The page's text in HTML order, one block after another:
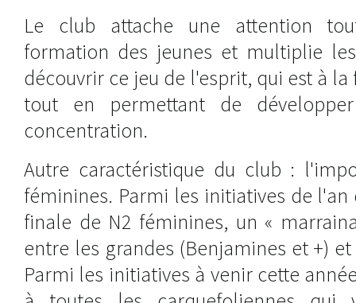
Le club attache une attention
formation des jeunes et multiplie
découvrir ce jeu de l'esprit, qui est à
tout en permettant de
concentration.
Autre caractéristique du club :
féminines. Parmi les initiatives de
finale de N2 féminines, un «
entre les grandes (Benjamines et +)
Parmi les initiatives à venir cette